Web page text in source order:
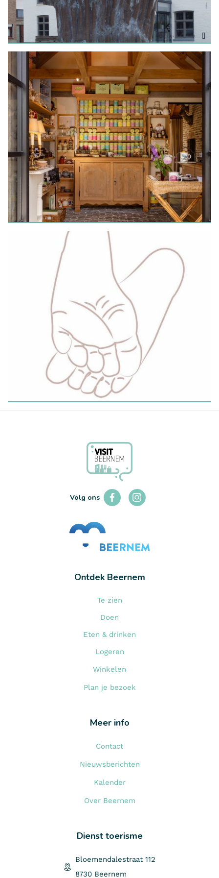
FIETSEN
Beelden van Jef Claerhout
LEES MEER
De Theeroos
LEES MEER
Volg ons
Ontdek Beernem
Te zien
Doen
Eten & drinken
Logeren
Winkelen
Plan je bezoek
Meer info
Contact
Nieuwsberichten
Kalender
Over Beernem
Dienst toerisme
Bloemendalestraat 112
8730 Beernem